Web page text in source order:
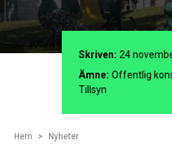
Skriven: 24
Ämne: Offentlig
Tillsyn
Hem Nyheter